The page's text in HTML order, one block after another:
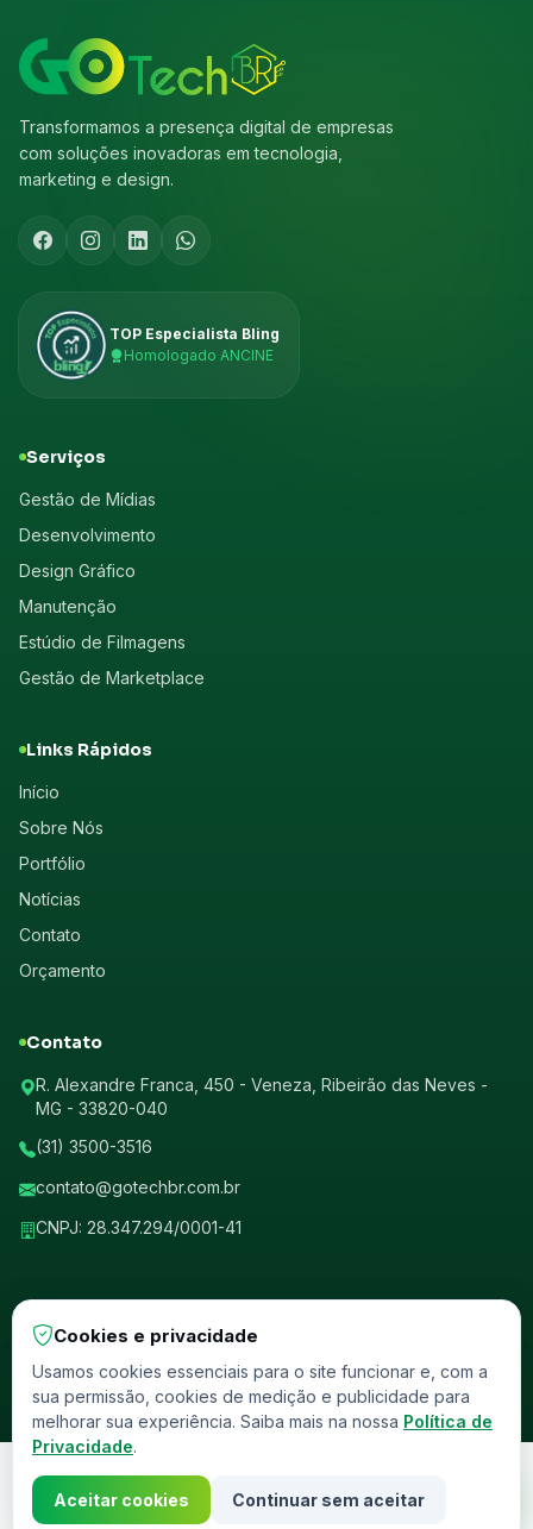
Transformamos a presença digital de empresas
com soluções inovadoras em tecnologia,
marketing e design.
TOP Especialista Bling
Homologado ANCINE
Serviços
Gestão de Mídias
Desenvolvimento
Design Gráfico
Manutenção
Estúdio de Filmagens
Gestão de Marketplace
Links Rápidos
Início
Sobre Nós
Portfólio
Notícias
Contato
Orçamento
Contato
R. Alexandre Franca, 450 - Veneza, Ribeirão das Neves -
MG - 33820-040
(31) 3500-3516
contato@gotechbr.com.br
CNPJ: 28.347.294/0001-41
Política de PrivacidadeTermos de Uso Homologado ANCINE
Cookies e privacidade
Usamos cookies essenciais para o site funcionar e, com a
sua permissão, cookies de medição e publicidade para
melhorar sua experiência. Saiba mais na nossa Política de
Privacidade.
Aceitar cookies Continuar sem aceitar